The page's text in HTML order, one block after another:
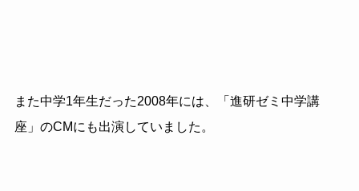
また中学1年生だった2008年には、「進研ゼミ中学講
座」のCMにも出演していました。